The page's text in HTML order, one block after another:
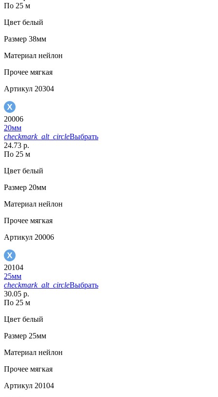
По 25 м
Цвет белый
Размер 38мм
Материал нейлон
Прочее мягкая
Артикул 20304
20006
20мм
checkmark_alt_circleВыбрать
24.73 р.
По 25 м
Цвет белый
Размер 20мм
Материал нейлон
Прочее мягкая
Артикул 20006
20104
25мм
checkmark_alt_circleВыбрать
30.05 р.
По 25 м
Цвет белый
Размер 25мм
Материал нейлон
Прочее мягкая
Артикул 20104